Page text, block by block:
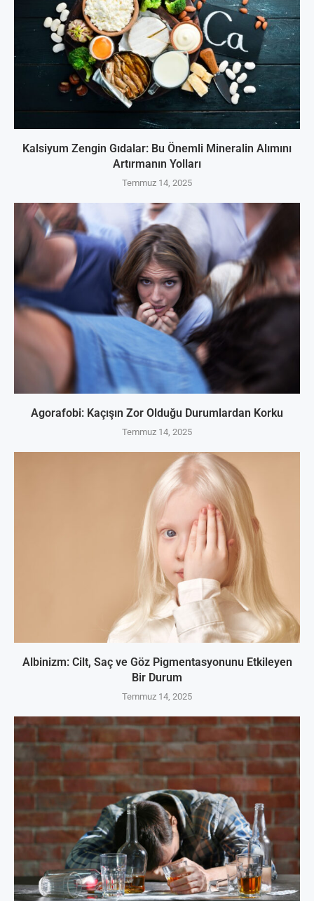
Kalsiyum Zengin Gıdalar: Bu Önemli Mineralin Alımını
Artırmanın Yolları
Temmuz 14, 2025
Agorafobi: Kaçışın Zor Olduğu Durumlardan Korku
Temmuz 14, 2025
Albinizm: Cilt, Saç ve Göz Pigmentasyonunu Etkileyen
Bir Durum
Temmuz 14, 2025